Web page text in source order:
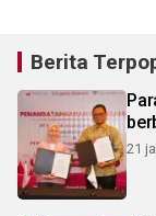
Berita
21